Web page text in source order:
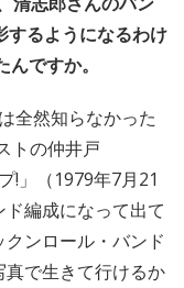
するようになるわけ
ですか。
全然知らなかった
トの仲井戸
!」（1979年7月21
編成になって出て
ンロール・バンド
で生きて行けるか